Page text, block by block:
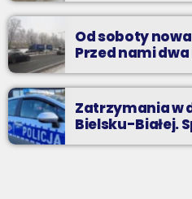
Od soboty
Przed nami
Zatrzymania w
Bielsku-Białej.